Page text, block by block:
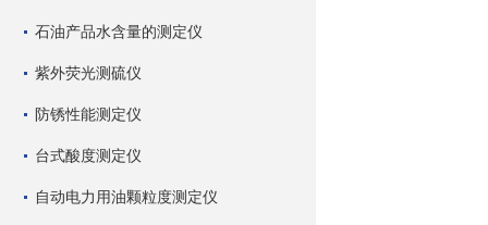
石油产品水含量的测定仪
紫外荧光测硫仪
防锈性能测定仪
台式酸度测定仪
自动电力用油颗粒度测定仪